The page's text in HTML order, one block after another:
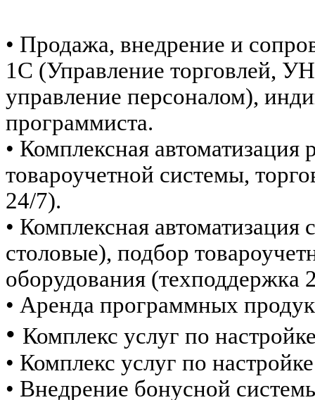
• Продажа, внедрение и
1С (Управление торговлей,
управление персоналом),
программиста.
• Комплексная
товароучетной системы,
24/7).
• Комплексная
столовые), подбор
оборудования (техподдержка
• Аренда программных
• Комплекс услуг по
• Комплекс услуг по
• Внедрение бонусной